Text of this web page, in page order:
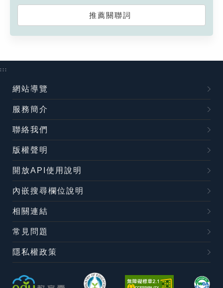
推薦關聯詞
:::
網站導覽
服務簡介
聯絡我們
版權聲明
開放API使用說明
內嵌搜尋欄位說明
相關連結
常見問題
隱私權政策